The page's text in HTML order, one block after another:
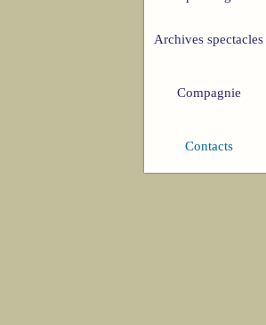
Archives spectacles
Compagnie
Contacts